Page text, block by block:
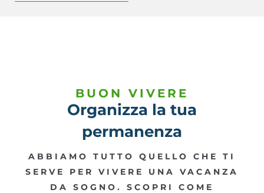
BUON VIVERE
Organizza la tua
permanenza
ABBIAMO TUTTO QUELLO CHE TI
SERVE PER VIVERE UNA VACANZA
DA SOGNO. SCOPRI COME